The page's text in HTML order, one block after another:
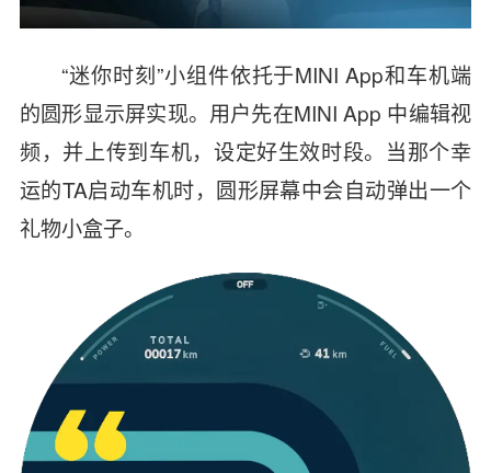
“迷你时刻”小组件依托于MINI App和车机端
的圆形显示屏实现。用户先在MINI App 中编辑视
频，并上传到车机，设定好生效时段。当那个幸
运的TA启动车机时，圆形屏幕中会自动弹出一个
礼物小盒子。